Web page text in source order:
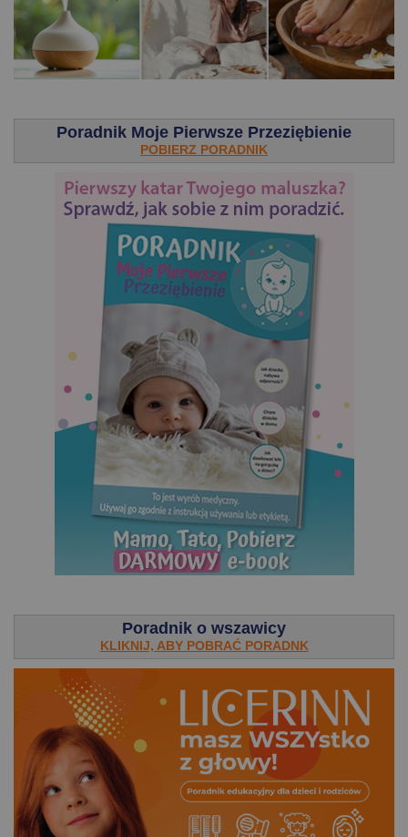
Poradnik Moje Pierwsze Przeziębienie
POBIERZ PORADNIK
Poradnik o wszawicy
KLIKNIJ, ABY POBRAĆ PORADNK